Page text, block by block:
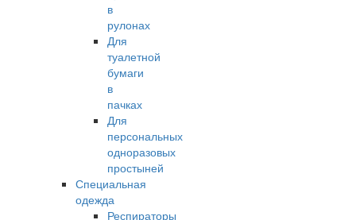
в
рулонах
Для
туалетной
бумаги
в
пачках
Для
персональных
одноразовых
простыней
Специальная
одежда
Респираторы